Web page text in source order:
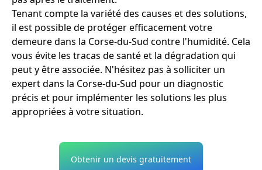
Tenant compte la variété des causes et des solutions,
il est possible de protéger efficacement votre
demeure dans la Corse-du-Sud contre l'humidité. Cela
vous évite les tracas de santé et la dégradation qui
peut y être associée. N'hésitez pas à solliciter un
expert dans la Corse-du-Sud pour un diagnostic
précis et pour implémenter les solutions les plus
appropriées à votre situation.
Obtenir un devis gratuitement